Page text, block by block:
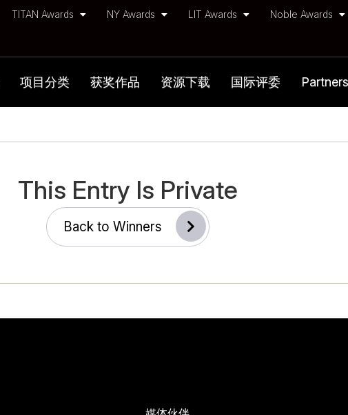
TITAN Awards NY Awards LIT Awards Noble Awards
项目分类 获奖作品 资源下载 国际评委 Partners
This Entry Is Private
Back to Winners